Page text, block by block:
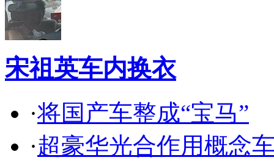
宋祖英车内换衣
·将国产车整成“宝马”
·超豪华光合作用概念